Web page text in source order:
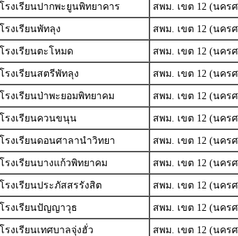
โรงเรียนปากพะยูนพิทยาคาร สพม. เขต 12 (นคร
โรงเรียนพัทลุง สพม. เขต 12 (นคร
โรงเรียนตะโหมด สพม. เขต 12 (นคร
โรงเรียนสตรีพัทลุง สพม. เขต 12 (นคร
โรงเรียนป่าพะยอมพิทยาคม สพม. เขต 12 (นคร
โรงเรียนควนขนุน สพม. เขต 12 (นคร
โรงเรียนดอนศาลานำวิทยา สพม. เขต 12 (นคร
โรงเรียนบางแก้วพิทยาคม สพม. เขต 12 (นคร
โรงเรียนประภัสสรรังสิต สพม. เขต 12 (นคร
โรงเรียนปัญญาวุธ สพม. เขต 12 (นคร
โรงเรียนเทศบาลจุ่งฮั่ว สพม. เขต 12 (นคร